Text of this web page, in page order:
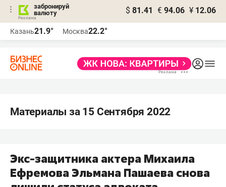
забронируй
валюту
$ 81.41 € 94.06 ¥ 12.06
Казань21.9° Москва22.2°
Материалы за 15 Сентября 2022
Экс-защитника актера Михаила
Ефремова Эльмана Пашаева снова